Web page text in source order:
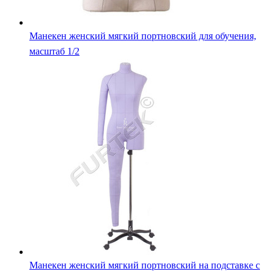
Манекен женский мягкий портновский для обучения,
масштаб 1/2
Манекен женский мягкий портновский на подставке с